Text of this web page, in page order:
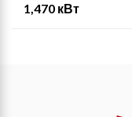
1,470 кВт